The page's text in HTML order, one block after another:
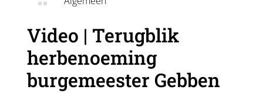
Video | Terugblik
herbenoeming
burgemeester Gebben